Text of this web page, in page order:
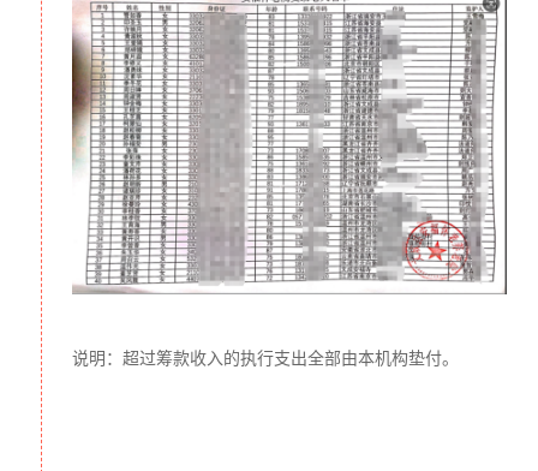
说明：超过筹款收入的执行支出全部由本机构垫付。